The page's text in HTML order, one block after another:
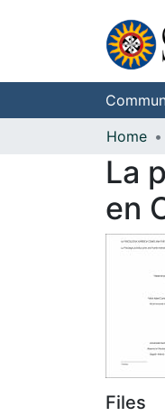
Home
La
en
Files